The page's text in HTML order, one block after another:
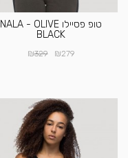
טופ פסיילו NALA - OLIVE
BLACK
₪279
₪329